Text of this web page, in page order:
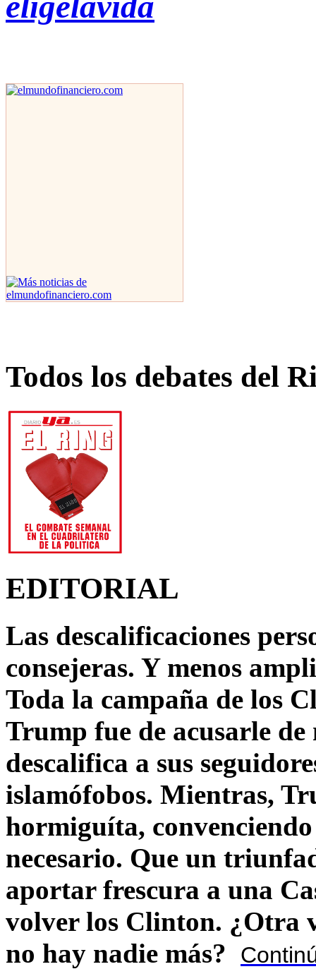
Todos los debates del
EDITORIAL
Las descalificaciones
consejeras. Y menos
Toda la campaña de los
Trump fue de acusarle
descalifica a sus
islamófobos. Mientras,
hormiguíta,
necesario. Que un
aportar frescura a una
volver los Clinton. ¿Otra
no hay nadie más?